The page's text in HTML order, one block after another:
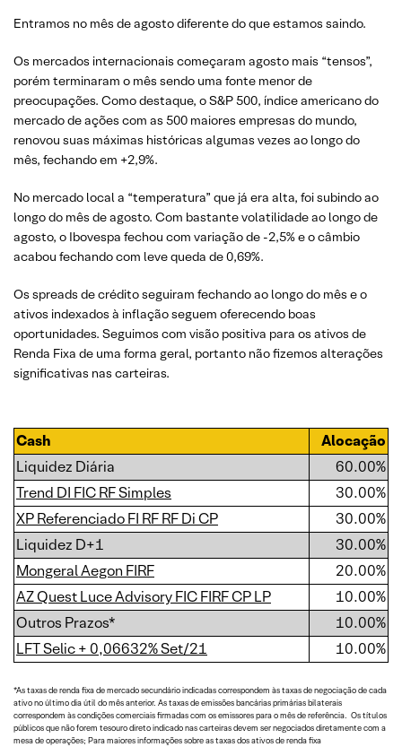
Entramos no mês de agosto diferente do que estamos saindo.
Os mercados internacionais começaram agosto mais “tensos”,
porém terminaram o mês sendo uma fonte menor de
preocupações. Como destaque, o S&P 500, índice americano do
mercado de ações com as 500 maiores empresas do mundo,
renovou suas máximas históricas algumas vezes ao longo do
mês, fechando em +2,9%.
No mercado local a “temperatura” que já era alta, foi subindo ao
longo do mês de agosto. Com bastante volatilidade ao longo de
agosto, o Ibovespa fechou com variação de -2,5% e o câmbio
acabou fechando com leve queda de 0,69%.
Os spreads de crédito seguiram fechando ao longo do mês e o
ativos indexados à inflação seguem oferecendo boas
oportunidades. Seguimos com visão positiva para os ativos de
Renda Fixa de uma forma geral, portanto não fizemos alterações
significativas nas carteiras.
Cash
Alocação
Liquidez Diária
60.00%
Trend DI FIC RF Simples
30.00%
XP Referenciado FI RF RF Di CP
30.00%
Liquidez D+1
30.00%
Mongeral Aegon FIRF
20.00%
AZ Quest Luce Advisory FIC FIRF CP LP
10.00%
Outros Prazos*
10.00%
LFT Selic + 0,06632% Set/21
10.00%
*As taxas de renda fixa de mercado secundário indicadas correspondem às taxas de negociação de cada
ativo no último dia útil do mês anterior. As taxas de emissões bancárias primárias bilaterais
correspondem às condições comerciais firmadas com os emissores para o mês de referência. Os títulos
públicos que não forem tesouro direto indicado nas carteiras devem ser negociados diretamente com a
mesa de operações; Para maiores informações sobre as taxas dos ativos de renda fixa